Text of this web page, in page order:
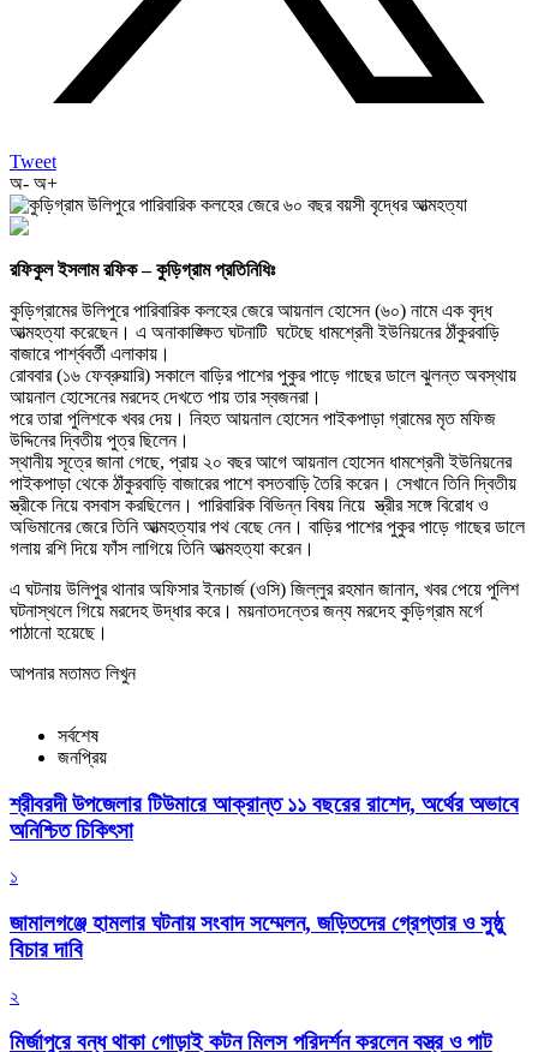
Tweet
অ- অ+
রফিকুল ইসলাম রফিক – কুড়িগ্রাম প্রতিনিধিঃ
কুড়িগ্রামের উলিপুরে পারিবারিক কলহের জেরে আয়নাল হোসেন (৬০) নামে এক বৃদ্ধ
আত্মহত্যা করেছেন। এ অনাকাঙ্ক্ষিত ঘটনাটি ঘটেছে ধামশ্রেনী ইউনিয়নের ঠাঁকুরবাড়ি
বাজারে পার্শ্ববর্তী এলাকায়।
রোববার (১৬ ফেব্রুয়ারি) সকালে বাড়ির পাশের পুকুর পাড়ে গাছের ডালে ঝুলন্ত অবস্থায়
আয়নাল হোসেনের মরদেহ দেখতে পায় তার স্বজনরা।
পরে তারা পুলিশকে খবর দেয়। নিহত আয়নাল হোসেন পাইকপাড়া গ্রামের মৃত মফিজ
উদ্দিনের দ্বিতীয় পুত্র ছিলেন।
স্থানীয় সূত্রে জানা গেছে, প্রায় ২০ বছর আগে আয়নাল হোসেন ধামশ্রেনী ইউনিয়নের
পাইকপাড়া থেকে ঠাঁকুরবাড়ি বাজারের পাশে বসতবাড়ি তৈরি করেন। সেখানে তিনি দ্বিতীয়
স্ত্রীকে নিয়ে বসবাস করছিলেন। পারিবারিক বিভিন্ন বিষয় নিয়ে স্ত্রীর সঙ্গে বিরোধ ও
অভিমানের জেরে তিনি আত্মহত্যার পথ বেছে নেন। বাড়ির পাশের পুকুর পাড়ে গাছের ডালে
গলায় রশি দিয়ে ফাঁস লাগিয়ে তিনি আত্মহত্যা করেন।
এ ঘটনায় উলিপুর থানার অফিসার ইনচার্জ (ওসি) জিল্লুর রহমান জানান, খবর পেয়ে পুলিশ
ঘটনাস্থলে গিয়ে মরদেহ উদ্ধার করে। ময়নাতদন্তের জন্য মরদেহ কুড়িগ্রাম মর্গে
পাঠানো হয়েছে।
আপনার মতামত লিখুন
সর্বশেষ
জনপ্রিয়
শ্রীবরদী উপজেলার টিউমারে আক্রান্ত ১১ বছরের রাশেদ, অর্থের অভাবে
অনিশ্চিত চিকিৎসা
১
জামালগঞ্জে হামলার ঘটনায় সংবাদ সম্মেলন, জড়িতদের গ্রেপ্তার ও সুষ্ঠু
বিচার দাবি
২
মির্জাপুরে বন্ধ থাকা গোড়াই কটন মিলস পরিদর্শন করলেন বস্ত্র ও পাট